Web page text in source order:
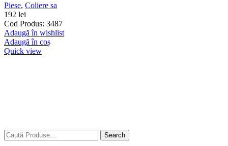
Piese, Coliere sa
192 lei
Cod Produs: 3487
Adaugă în wishlist
Adaugă în coș
Quick view
Search